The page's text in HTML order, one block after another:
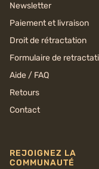
Newsletter
Paiement et livraison
Droit de rétractation
Formulaire de
Aide / FAQ
Retours
Contact
REJOIGNEZ LA
COMMUNAUTÉ